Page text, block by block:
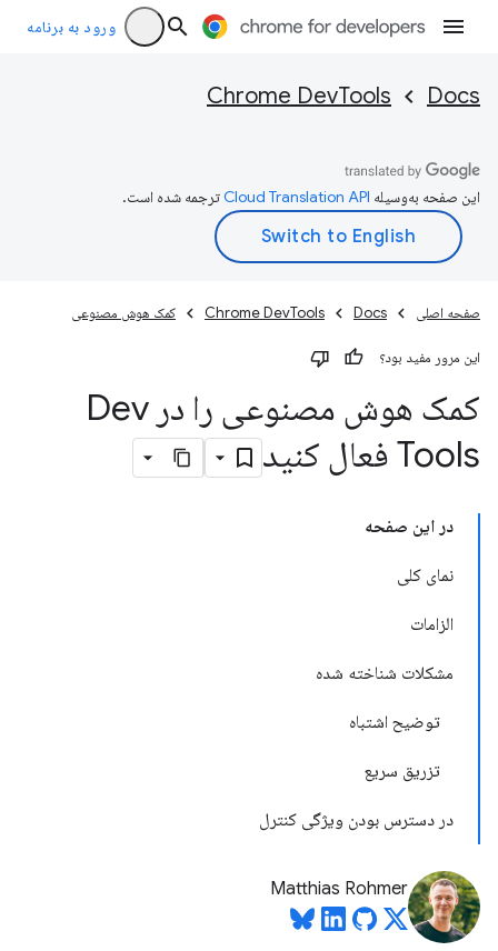
ورود به برنامه
Docs
Chrome DevTools
این صفحه به‌وسیله ترجمه شده است.
صفحه اصلی Docs
Chrome DevTools کمک هوش مصنوعی
این مرور مفید بود؟
کمک هوش مصنوعی را در Dev
Tools فعال کنید
در این صفحه
نمای کلی
الزامات
مشکلات شناخته شده
توضیح اشتباه
تزریق سریع
در دسترس بودن ویژگی کنترل
Matthias Rohmer